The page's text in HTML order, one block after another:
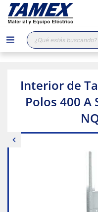
Búsqueda
de
productos
Interior de
Polos 400 A